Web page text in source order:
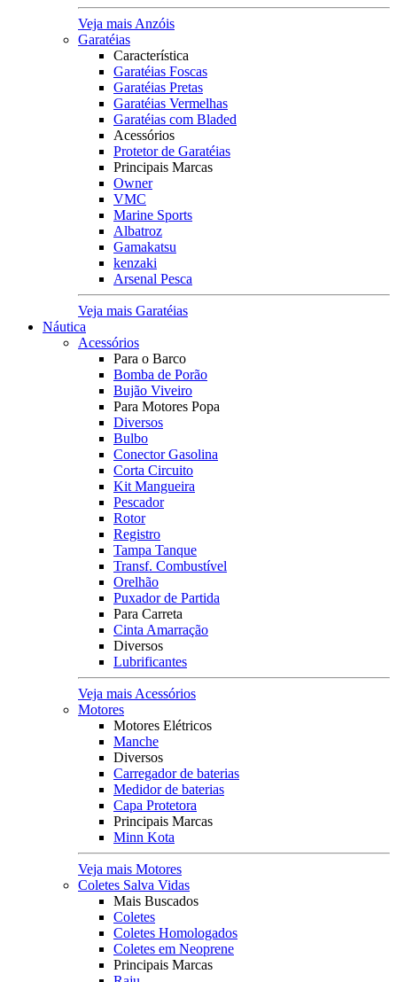
Veja mais Anzóis
Garatéias
Característica
Garatéias Foscas
Garatéias Pretas
Garatéias Vermelhas
Garatéias com Bladed
Acessórios
Protetor de Garatéias
Principais Marcas
Owner
VMC
Marine Sports
Albatroz
Gamakatsu
kenzaki
Arsenal Pesca
Veja mais Garatéias
Náutica
Acessórios
Para o Barco
Bomba de Porão
Bujão Viveiro
Para Motores Popa
Diversos
Bulbo
Conector Gasolina
Corta Circuito
Kit Mangueira
Pescador
Rotor
Registro
Tampa Tanque
Transf. Combustível
Orelhão
Puxador de Partida
Para Carreta
Cinta Amarração
Diversos
Lubrificantes
Veja mais Acessórios
Motores
Motores Elétricos
Manche
Diversos
Carregador de baterias
Medidor de baterias
Capa Protetora
Principais Marcas
Minn Kota
Veja mais Motores
Coletes Salva Vidas
Mais Buscados
Coletes
Coletes Homologados
Coletes em Neoprene
Principais Marcas